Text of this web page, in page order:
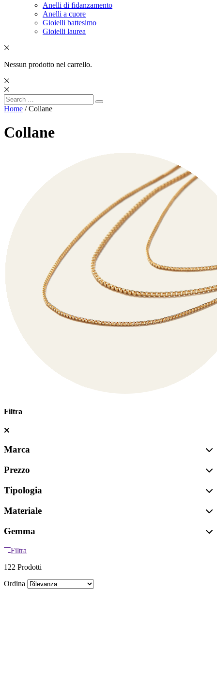
Anelli di fidanzamento
Anelli a cuore
Gioielli battesimo
Gioielli laurea
Nessun prodotto nel carrello.
Search
for:
Search
Home / Collane
Collane
Filtra
Marca
Prezzo
Tipologia
Materiale
Gemma
Filtra
122 Prodotti
Ordina